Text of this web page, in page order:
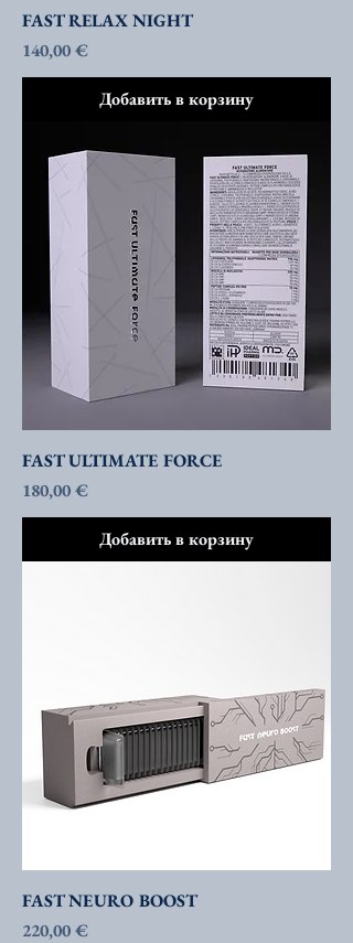
FAST RELAX NIGHT
Цена
140,00 €
Добавить в корзину
FAST ULTIMATE FORCE
Цена
180,00 €
Добавить в корзину
FAST NEURO BOOST
Цена
220,00 €